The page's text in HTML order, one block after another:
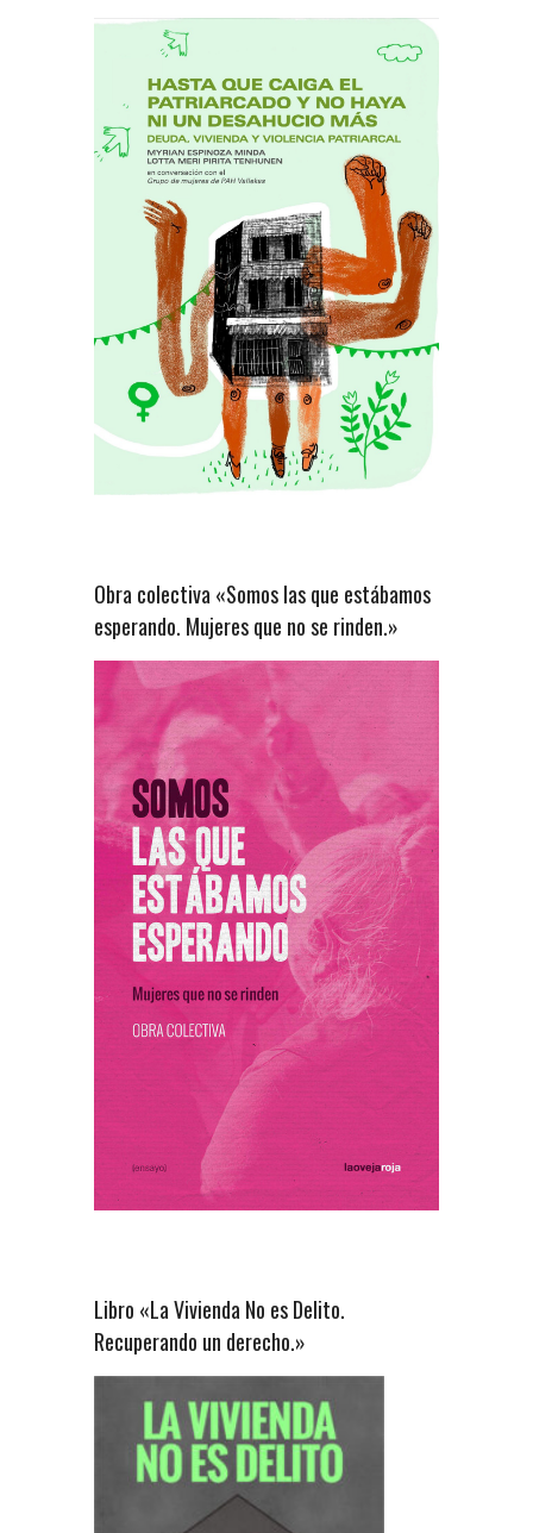
Obra colectiva «Somos las que estábamos
esperando. Mujeres que no se rinden.»
Libro «La Vivienda No es Delito.
Recuperando un derecho.»